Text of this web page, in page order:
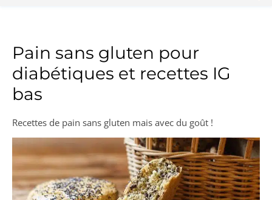
Pain sans gluten pour
diabétiques et recettes IG
bas
Recettes de pain sans gluten mais avec du goût !